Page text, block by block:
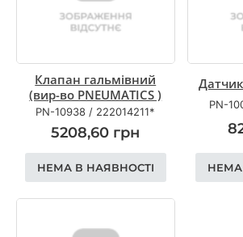
Клапан гальмівний
(вир-во PNEUMATICS )
PN-10938 / 222014211*
5208,60 грн
НЕМА В НАЯВНОСТІ
Датчик
PN-
НЕМА